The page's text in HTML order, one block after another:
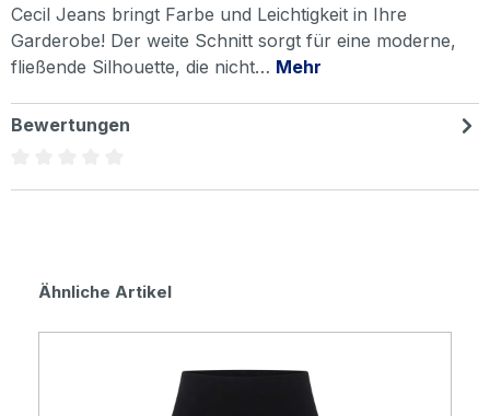
Cecil Jeans bringt Farbe und Leichtigkeit in Ihre
Garderobe! Der weite Schnitt sorgt für eine moderne,
fließende Silhouette, die nicht… Mehr
Bewertungen
Produktgalerie überspringen
Ähnliche Artikel